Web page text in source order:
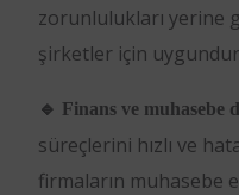
zorunlulukları yerine
şirketler için
🔹 Finans ve muhasebe
süreçlerini hızlı ve
firmaların muhasebe